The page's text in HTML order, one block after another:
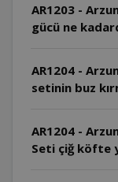
AR1203 -
gücü ne
AR1204 -
setinin buz
AR1204 -
Seti çiğ köfte